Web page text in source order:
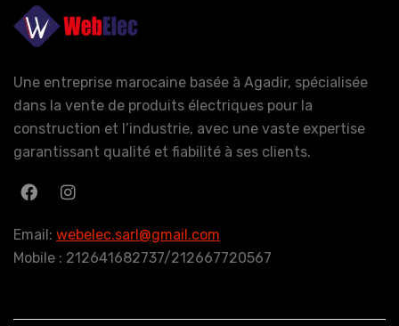
Une entreprise marocaine basée à Agadir, spécialisée
dans la vente de produits électriques pour la
construction et l’industrie, avec une vaste expertise
garantissant qualité et fiabilité à ses clients.
Email: webelec.sarl@gmail.com
Mobile : 212641682737/212667720567